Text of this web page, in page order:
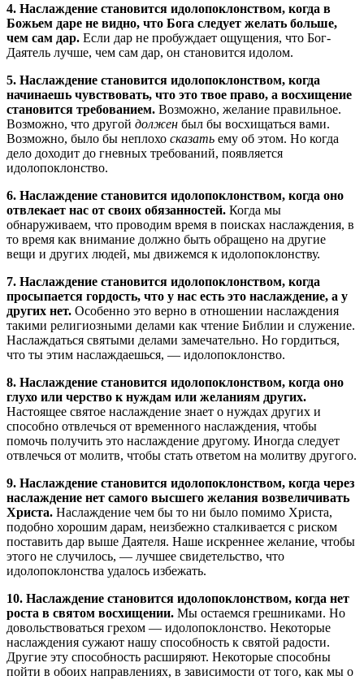
4. Наслаждение становится идолопоклонством, когда в
Божьем даре не видно, что Бога следует желать больше,
чем сам дар. Если дар не пробуждает ощущения, что Бог-
Даятель лучше, чем сам дар, он становится идолом.
5. Наслаждение становится идолопоклонством, когда
начинаешь чувствовать, что это твое право, а восхищение
становится требованием. Возможно, желание правильное.
Возможно, что другой должен был бы восхищаться вами.
Возможно, было бы неплохо сказать ему об этом. Но когда
дело доходит до гневных требований, появляется
идолопоклонство.
6. Наслаждение становится идолопоклонством, когда оно
отвлекает нас от своих обязанностей. Когда мы
обнаруживаем, что проводим время в поисках наслаждения, в
то время как внимание должно быть обращено на другие
вещи и других людей, мы движемся к идолопоклонству.
7. Наслаждение становится идолопоклонством, когда
просыпается гордость, что у нас есть это наслаждение, а у
других нет. Особенно это верно в отношении наслаждения
такими религиозными делами как чтение Библии и служение.
Наслаждаться святыми делами замечательно. Но гордиться,
что ты этим наслаждаешься, — идолопоклонство.
8. Наслаждение становится идолопоклонством, когда оно
глухо или черство к нуждам или желаниям других.
Настоящее святое наслаждение знает о нуждах других и
способно отвлечься от временного наслаждения, чтобы
помочь получить это наслаждение другому. Иногда следует
отвлечься от молитв, чтобы стать ответом на молитву другого.
9. Наслаждение становится идолопоклонством, когда через
наслаждение нет самого высшего желания возвеличивать
Христа. Наслаждение чем бы то ни было помимо Христа,
подобно хорошим дарам, неизбежно сталкивается с риском
поставить дар выше Даятеля. Наше искреннее желание, чтобы
этого не случилось, — лучшее свидетельство, что
идолопоклонства удалось избежать.
10. Наслаждение становится идолопоклонством, когда нет
роста в святом восхищении. Мы остаемся грешниками. Но
довольствоваться грехом — идолопоклонство. Некоторые
наслаждения сужают нашу способность к святой радости.
Другие эту способность расширяют. Некоторые способны
пойти в обоих направлениях, в зависимости от того, как мы о